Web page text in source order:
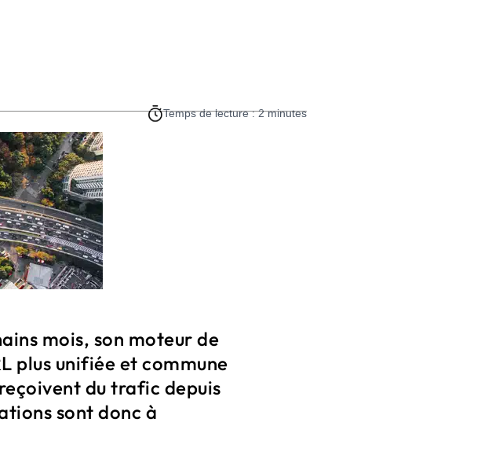
Temps de lecture : 2 minutes
mois, son moteur de
plus unifiée et commune
du trafic depuis
sont donc à